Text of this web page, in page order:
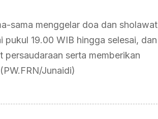
sama menggelar doa dan sholawat
19.00 WIB hingga selesai, dan
persaudaraan serta memberikan
Junaidi)